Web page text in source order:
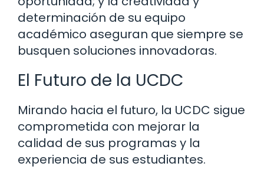
determinación de su equipo
académico aseguran que siempre se
busquen soluciones innovadoras.
El Futuro de la UCDC
Mirando hacia el futuro, la UCDC sigue
comprometida con mejorar la
calidad de sus programas y la
experiencia de sus estudiantes.